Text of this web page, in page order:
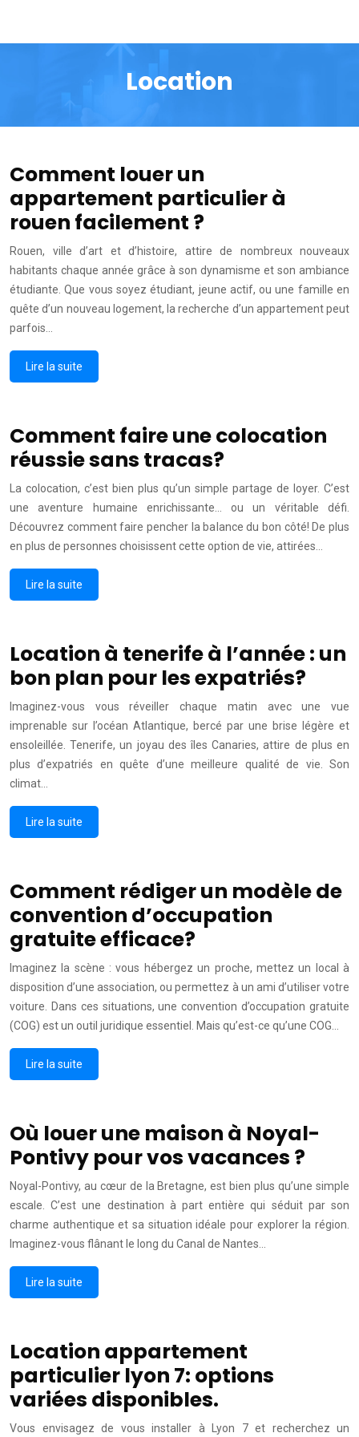
Location
Comment louer un
appartement particulier à
rouen facilement ?
Rouen, ville d’art et d’histoire, attire de nombreux nouveaux
habitants chaque année grâce à son dynamisme et son ambiance
étudiante. Que vous soyez étudiant, jeune actif, ou une famille en
quête d’un nouveau logement, la recherche d’un appartement peut
parfois…
Lire la suite
Comment faire une colocation
réussie sans tracas?
La colocation, c’est bien plus qu’un simple partage de loyer. C’est
une aventure humaine enrichissante… ou un véritable défi.
Découvrez comment faire pencher la balance du bon côté! De plus
en plus de personnes choisissent cette option de vie, attirées…
Lire la suite
Location à tenerife à l’année : un
bon plan pour les expatriés?
Imaginez-vous vous réveiller chaque matin avec une vue
imprenable sur l’océan Atlantique, bercé par une brise légère et
ensoleillée. Tenerife, un joyau des îles Canaries, attire de plus en
plus d’expatriés en quête d’une meilleure qualité de vie. Son
climat…
Lire la suite
Comment rédiger un modèle de
convention d’occupation
gratuite efficace?
Imaginez la scène : vous hébergez un proche, mettez un local à
disposition d’une association, ou permettez à un ami d’utiliser votre
voiture. Dans ces situations, une convention d’occupation gratuite
(COG) est un outil juridique essentiel. Mais qu’est-ce qu’une COG…
Lire la suite
Où louer une maison à Noyal-
Pontivy pour vos vacances ?
Noyal-Pontivy, au cœur de la Bretagne, est bien plus qu’une simple
escale. C’est une destination à part entière qui séduit par son
charme authentique et sa situation idéale pour explorer la région.
Imaginez-vous flânant le long du Canal de Nantes…
Lire la suite
Location appartement
particulier lyon 7: options
variées disponibles.
Vous envisagez de vous installer à Lyon 7 et recherchez un